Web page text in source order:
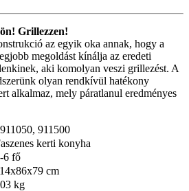
Grillezzen!
az egyik oka annak, hogy a
megoldást kínálja az eredeti
aki komolyan veszi grillezést. A
olyan rendkívül hatékony
alkalmaz, mely páratlanul eredményes
911500
kerti konyha
6 fő
cm
kg